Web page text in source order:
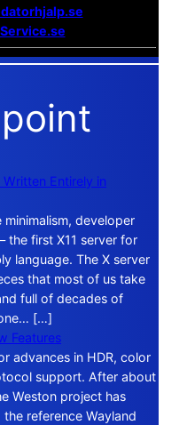
Written Entirely in
developer
the first X11 server for
language. The X server
that most of us take
full of decades of
[…]
Features
advances in HDR, color
support. After about
Weston project has
reference Wayland